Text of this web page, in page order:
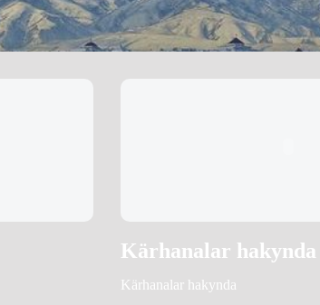
Kärhanalar hakynda
Kärhanalar hakynda